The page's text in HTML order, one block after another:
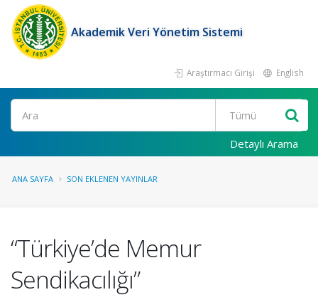
Akademik Veri Yönetim Sistemi
Araştırmacı Girişi English
Ara
Detaylı Arama
ANA SAYFA SON EKLENEN YAYINLAR
“Türkiye’de Memur
Sendikacılığı”